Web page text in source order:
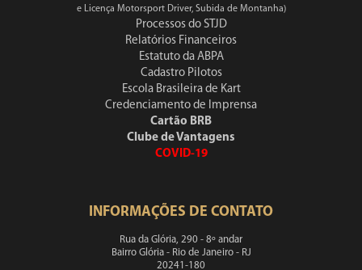
e Licença Motorsport Driver, Subida de Montanha)
Processos do STJD
Relatórios Financeiros
Estatuto da ABPA
Cadastro Pilotos
Escola Brasileira de Kart
Credenciamento de Imprensa
Cartão BRB
Clube de Vantagens
COVID-19
INFORMAÇÕES DE CONTATO
Rua da Glória, 290 - 8º andar
Bairro Glória - Rio de Janeiro - RJ
20241-180